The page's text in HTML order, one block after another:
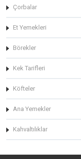
Çorbalar
Et Yemekleri
Börekler
Kek Tarifleri
Köfteler
Ana Yemekler
Kahvaltılıklar